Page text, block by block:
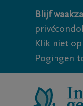
Blijf
Klik niet
Pogingen